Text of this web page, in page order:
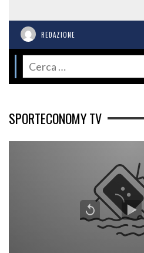
REDAZIONE
SPORTECONOMY TV